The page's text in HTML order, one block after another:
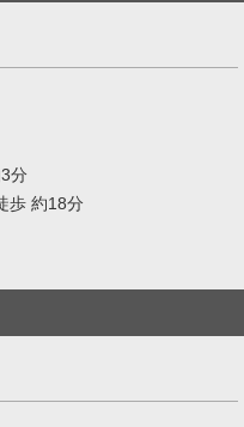
分
歩 約18分